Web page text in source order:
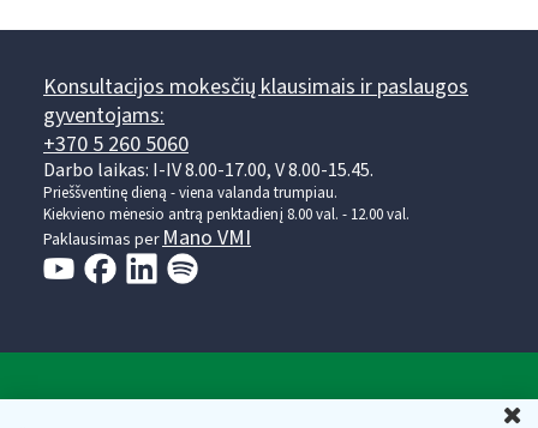
Konsultacijos mokesčių klausimais ir paslaugos
gyventojams:
+370 5 260 5060
Darbo laikas: I-IV 8.00-17.00, V 8.00-15.45.
Prieššventinę dieną - viena valanda trumpiau.
Kiekvieno mėnesio antrą penktadienį 8.00 val. - 12.00 val.
Paklausimas per Mano VMI